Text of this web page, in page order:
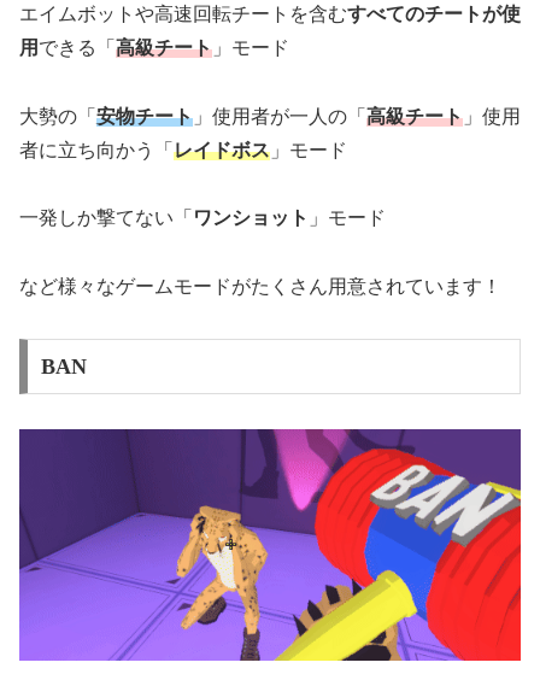
エイムボットや高速回転チートを含むすべてのチートが使
用 できる「 高級チート 」モード
大勢の「 安物チート 」使用者が一人の「 高級チート 」使用
者に立ち向かう「 レイドボス 」モード
一発しか撃てない「 ワンショット 」モード
など様々なゲームモードがたくさん用意されています！
BAN